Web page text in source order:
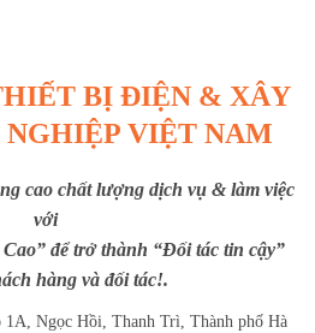
BỊ ĐIỆN & XÂY
NGHIỆP VIỆT NAM
cao chất lượng dịch vụ & làm việc
với
để trở thành “Đối tác tin cậy”
hàng và đối tác!.
Ngọc Hồi, Thanh Trì, Thành phố Hà